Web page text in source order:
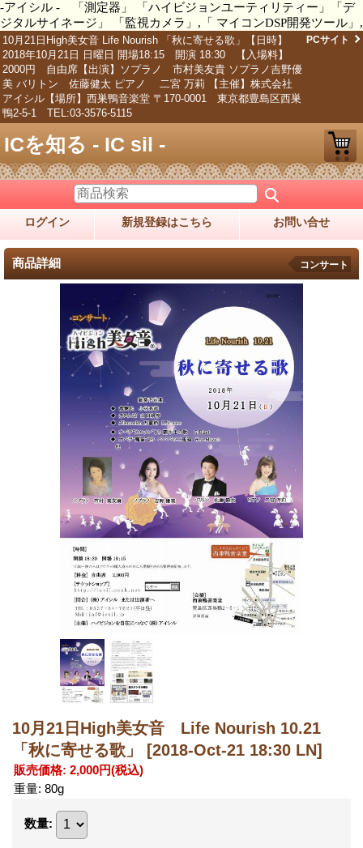
-アイシル - 「測定器」 「ハイビジョンユーティリティー」「デ
ジタルサイネージ」 「監視カメラ」,「 マイコンDSP開発ツール」,
10月21日High美女音 Life Nourish 「秋に寄せる歌」【日時】
2018年10月21日 日曜日 開場18:15 開演 18:30 【入場料】
2000円 自由席【出演】ソプラノ 市村美友貴 ソプラノ吉野優
美 バリトン 佐藤健太 ピアノ 二宮 万莉 【主催】株式会社
アイシル【場所】西巣鴨音楽堂 〒170-0001 東京都豊島区西巣
鴨2-5-1 TEL:03-3576-5115
PCサイト
ICを知る - IC sil -
ログイン 新規登録はこちら お問い合せ
商品詳細 コンサート
10月21日High美女音 Life Nourish 10.21
「秋に寄せる歌」
[2018-Oct-21 18:30 LN]
販売価格: 2,000円(税込)
重量: 80g
数量: